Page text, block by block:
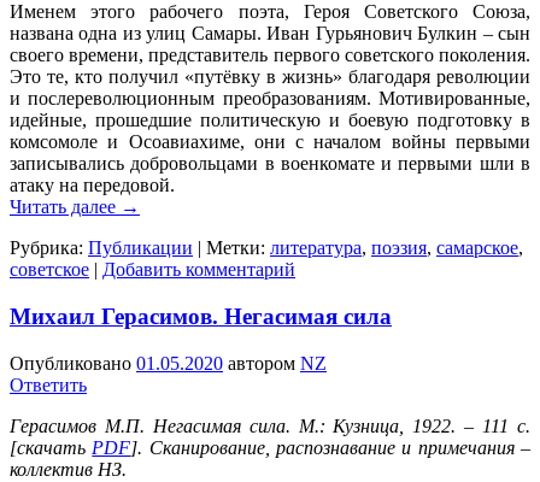
Именем этого рабочего поэта, Героя Советского Союза,
названа одна из улиц Самары. Иван Гурьянович Булкин – сын
своего времени, представитель первого советского поколения.
Это те, кто получил «путёвку в жизнь» благодаря революции
и послереволюционным преобразованиям. Мотивированные,
идейные, прошедшие политическую и боевую подготовку в
комсомоле и Осоавиахиме, они с началом войны первыми
записывались добровольцами в военкомате и первыми шли в
атаку на передовой.
Читать далее →
Рубрика: Публикации | Метки: литература, поэзия, самарское,
советское | Добавить комментарий
Михаил Герасимов. Негасимая сила
Опубликовано 01.05.2020 автором NZ
Ответить
Герасимов М.П. Негасимая сила. М.: Кузница, 1922. – 111 с.
[скачать PDF]. Сканирование, распознавание и примечания –
коллектив НЗ.